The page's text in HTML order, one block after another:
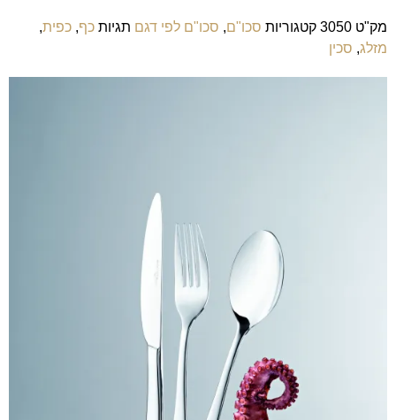
מק"ט 3050 קטגוריות סכו"ם, סכו"ם לפי דגם תגיות כף, כפית,
מזלג, סכין